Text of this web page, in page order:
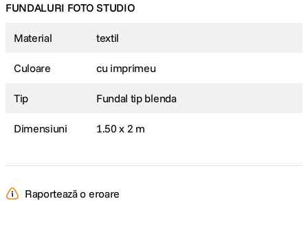
FUNDALURI FOTO STUDIO
Material textil
Culoare cu imprimeu
Tip Fundal tip blenda
Dimensiuni 1.50 x 2 m
Raportează o eroare